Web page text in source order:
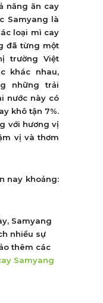
năng ăn cay
Samyang là
loại mì cay
đã từng một
trường Việt
khác nhau,
những trải
nước này có
khô tận 7%.
với hương vị
vị và thơm
nay khoảng:
Samyang
nhiều sự
thêm các
Samyang